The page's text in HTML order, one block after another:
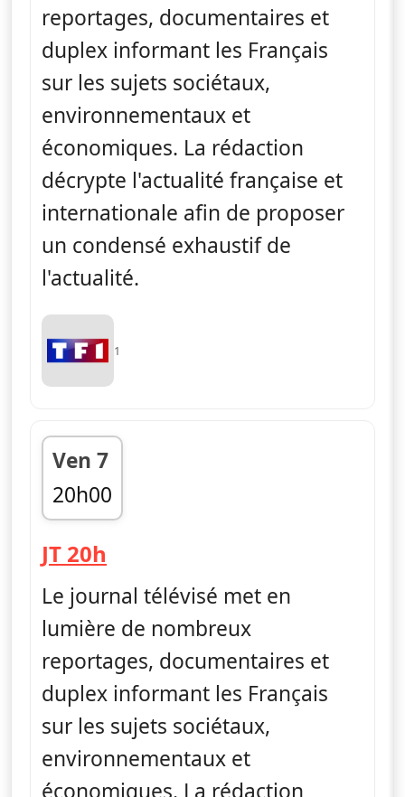
reportages, documentaires et
duplex informant les Français
sur les sujets sociétaux,
environnementaux et
économiques. La rédaction
décrypte l'actualité française et
internationale afin de proposer
un condensé exhaustif de
l'actualité.
1
Ven 7
20h00
fin 20h46
JT 20h
Le journal télévisé met en
lumière de nombreux
reportages, documentaires et
duplex informant les Français
sur les sujets sociétaux,
environnementaux et
économiques. La rédaction